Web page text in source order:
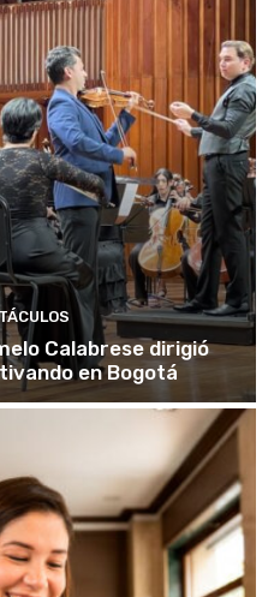
Calabrese dirigió
en Bogotá